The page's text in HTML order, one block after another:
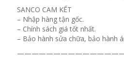
SANCO CAM KẾT
– Nhập hàng tận gốc.
– Chính sách giá tốt nhất.
– Bảo hành sửa chữa, bảo hành